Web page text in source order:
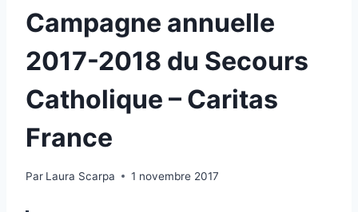
Campagne annuelle
2017-2018 du Secours
Catholique – Caritas
France
Par Laura Scarpa 1 novembre 2017